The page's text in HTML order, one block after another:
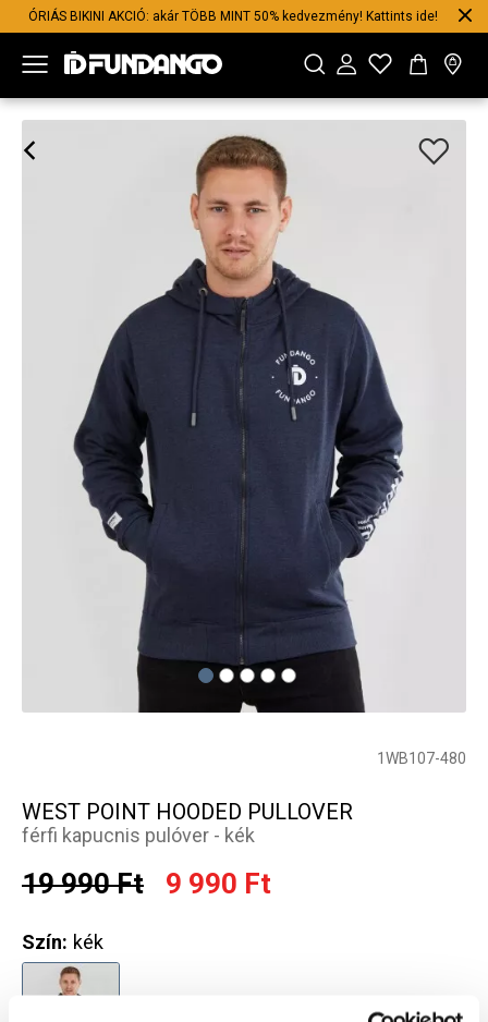
ÓRIÁS BIKINI AKCIÓ: akár TÖBB MINT 50% kedvezmény! Kattints ide!
1WB107-480
WEST POINT HOODED PULLOVER
férfi kapucnis pulóver - kék
19 990 Ft 9 990 Ft
Szín: kék